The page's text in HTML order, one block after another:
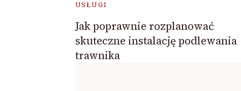
USŁUGI
Jak poprawnie rozplanować
skuteczne instalację podlewania
trawnika